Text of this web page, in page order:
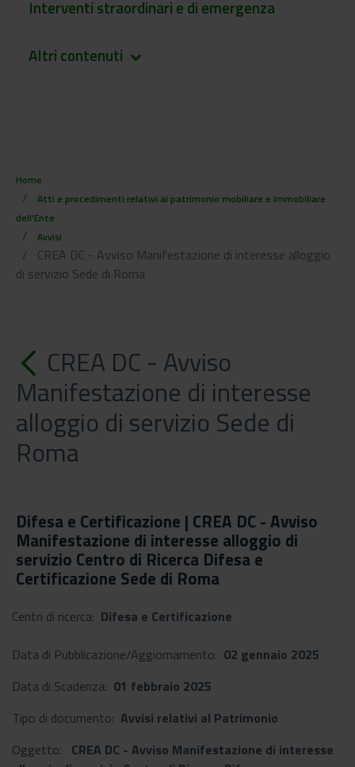
Interventi straordinari e di emergenza
Altri contenuti keyboard_arrow_down
Home
Atti e procedimenti relativi al patrimonio mobiliare e immobiliare
dell'Ente
Avvisi
CREA DC - Avviso Manifestazione di interesse alloggio
di servizio Sede di Roma
CREA DC - Avviso
Manifestazione di interesse
alloggio di servizio Sede di
Roma
Difesa e Certificazione | CREA DC - Avviso
Manifestazione di interesse alloggio di
servizio Centro di Ricerca Difesa e
Certificazione Sede di Roma
Centri di ricerca: Difesa e Certificazione
Data di Pubblicazione/Aggiornamento: 02 gennaio 2025
Data di Scadenza: 01 febbraio 2025
Tipo di documento: Avvisi relativi al Patrimonio
Oggetto: CREA DC - Avviso Manifestazione di interesse